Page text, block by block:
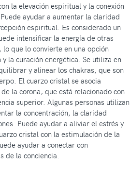
la elevación espiritual y la conexión
ayudar a aumentar la claridad
espiritual. Es considerado un
intensificar la energía de otras
que lo convierte en una opción
la curación energética. Se utiliza en
y alinear los chakras, que son
El cuarzo cristal se asocia
la corona, que está relacionado con
superior. Algunas personas utilizan
la concentración, la claridad
Puede ayudar a aliviar el estrés y
cristal con la estimulación de la
ayudar a conectar con
de la conciencia.